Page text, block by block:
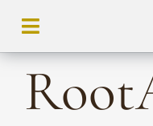
contenido
Toggle
Navigation
Búsqueda
de
productos